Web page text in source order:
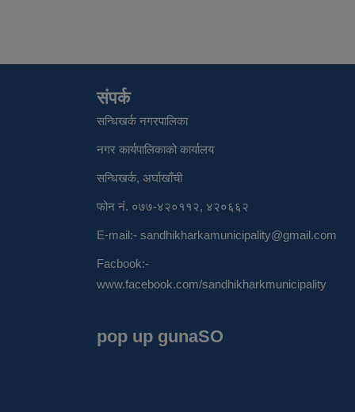
संपर्क
सन्धिखर्क नगरपालिका
नगर कार्यपालिकाको कार्यालय
सन्धिखर्क, अर्घाखाँची
फोन नं. ०७७-४२०११२, ४२०६६२
E-mail:- sandhikharkamunicipality@gmail.com
Facbook:-
www.facebook.com/sandhikharkmunicipality
pop up gunaSO